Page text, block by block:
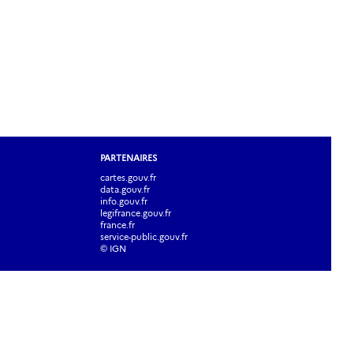
PARTENAIRES
cartes.gouv.fr
data.gouv.fr
info.gouv.fr
legifrance.gouv.fr
france.fr
service-public.gouv.fr
© IGN